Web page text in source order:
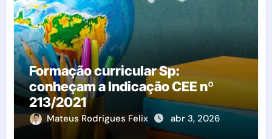
Formação curricular Sp:
conheçam a Indicação CEE nº
213/2021
Mateus Rodrigues Felix abr 3, 2026